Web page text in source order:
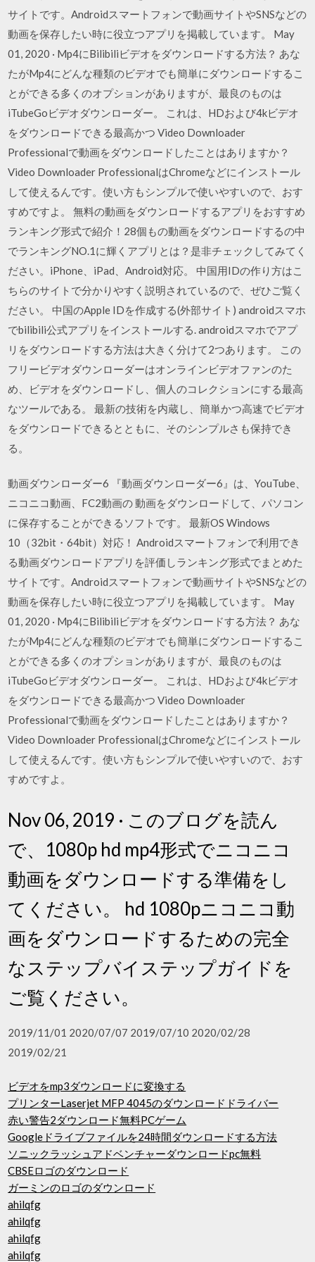
サイトです。Androidスマートフォンで動画サイトやSNSなどの
動画を保存したい時に役立つアプリを掲載しています。 May
01, 2020 · Mp4にBilibiliビデオをダウンロードする方法？ あな
たがMp4にどんな種類のビデオでも簡単にダウンロードするこ
とができる多くのオプションがありますが、最良のものは
iTubeGoビデオダウンローダー。 これは、HDおよび4kビデオ
をダウンロードできる最高かつ Video Downloader
Professionalで動画をダウンロードしたことはありますか？
Video Downloader ProfessionalはChromeなどにインストール
して使えるんです。使い方もシンプルで使いやすいので、おす
すめですよ。 無料の動画をダウンロードするアプリをおすすめ
ランキング形式で紹介！28個もの動画をダウンロードするの中
でランキングNO.1に輝くアプリとは？是非チェックしてみてく
ださい。iPhone、iPad、Android対応。 中国用IDの作り方はこ
ちらのサイトで分かりやすく説明されているので、ぜひご覧く
ださい。 中国のApple IDを作成する(外部サイト) androidスマホ
でbilibili公式アプリをインストールする. androidスマホでアプ
リをダウンロードする方法は大きく分けて2つあります。 この
フリービデオダウンローダーはオンラインビデオファンのた
め、ビデオをダウンロードし、個人のコレクションにする最高
なツールである。 最新の技術を内蔵し、簡単かつ高速でビデオ
をダウンロードできるとともに、そのシンプルさも保持でき
る。
動画ダウンローダー6 『動画ダウンローダー6』は、YouTube、
ニコニコ動画、FC2動画の 動画をダウンロードして、パソコン
に保存することができるソフトです。 最新OS Windows
10（32bit・64bit）対応！ Androidスマートフォンで利用でき
る動画ダウンロードアプリを評価しランキング形式でまとめた
サイトです。Androidスマートフォンで動画サイトやSNSなどの
動画を保存したい時に役立つアプリを掲載しています。 May
01, 2020 · Mp4にBilibiliビデオをダウンロードする方法？ あな
たがMp4にどんな種類のビデオでも簡単にダウンロードするこ
とができる多くのオプションがありますが、最良のものは
iTubeGoビデオダウンローダー。 これは、HDおよび4kビデオ
をダウンロードできる最高かつ Video Downloader
Professionalで動画をダウンロードしたことはありますか？
Video Downloader ProfessionalはChromeなどにインストール
して使えるんです。使い方もシンプルで使いやすいので、おす
すめですよ。
Nov 06, 2019 · このブログを読ん
で、1080p hd mp4形式でニコニコ
動画をダウンロードする準備をし
てください。 hd 1080pニコニコ動
画をダウンロードするための完全
なステップバイステップガイドを
ご覧ください。
2019/11/01 2020/07/07 2019/07/10 2020/02/28
2019/02/21
ビデオをmp3ダウンロードに変換する
プリンターLaserjet MFP 4045のダウンロードドライバー
赤い警告2ダウンロード無料PCゲーム
Googleドライブファイルを24時間ダウンロードする方法
ソニックラッシュアドベンチャーダウンロードpc無料
CBSEロゴのダウンロード
ガーミンのロゴのダウンロード
ahilqfg
ahilqfg
ahilqfg
ahilqfg